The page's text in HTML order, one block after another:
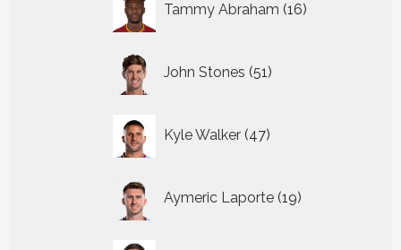
Tammy Abraham 16
producten
John Stones 51
producten
Kyle Walker 47
producten
Aymeric Laporte 19
producten